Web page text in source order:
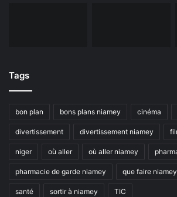
Tags
bon plan bons plans niamey cinéma
divertissement divertissement niamey
niger où aller où aller niamey
pharmacie de garde niamey que faire niamey
santé sortir à niamey TIC